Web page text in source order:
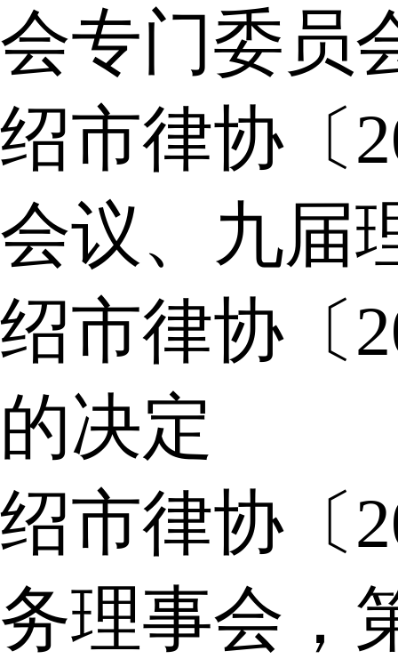
会专门委员
绍市律协〔
会议、九届
绍市律协〔
的决定
绍市律协〔
务理事会，